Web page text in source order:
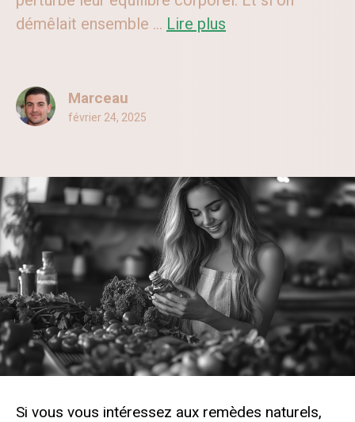
démêlait ensemble ... Lire plus
Marceau
février 24, 2025
Si vous vous intéressez aux remèdes naturels,